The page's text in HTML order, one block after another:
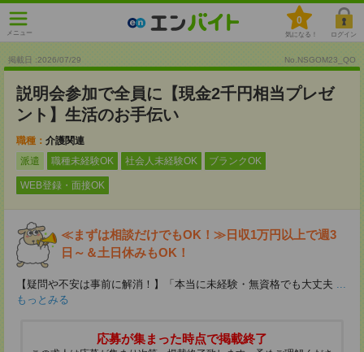
メニュー
0
気になる！ ログイン
掲載日 :2026/07/29 No.NSGOM23_QO
説明会参加で全員に【現金2千円相当プレゼ
ント】生活のお手伝い
職種： 介護関連
派遣
職種未経験OK 社会人未経験OK ブランクOK
WEB登録・面接OK
≪まずは相談だけでもOK！≫日収1万円以上で週3
日～＆土日休みもOK！
【疑問や不安は事前に解消！】「本当に未経験・無資格でも大丈夫 ...
もっとみる
応募が集まった時点で掲載終了